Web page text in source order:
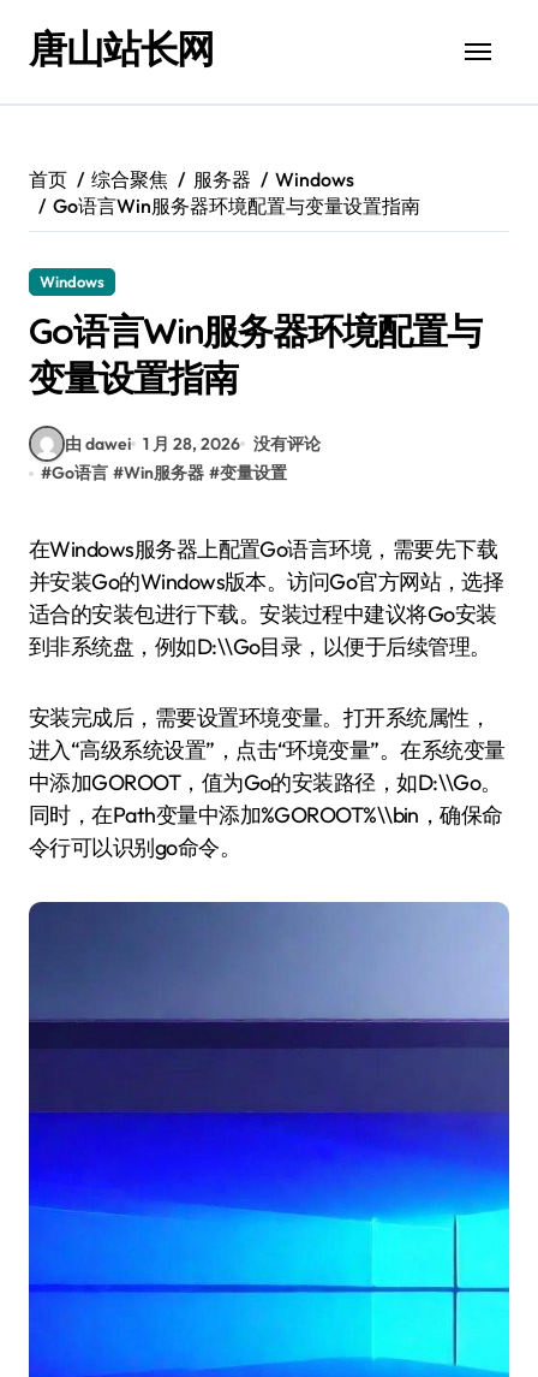
唐山站长网
首页 综合聚焦 服务器
Windows
Go语言Win服务器环境配置与变量设置指南
Windows
Go语言Win服务器环境配置与
变量设置指南
由 dawei 1 月 28, 2026 没有评论
#Go语言 #Win服务器 #变量设置
在Windows服务器上配置Go语言环境，需要先下载
并安装Go的Windows版本。访问Go官方网站，选择
适合的安装包进行下载。安装过程中建议将Go安装
到非系统盘，例如D:\\Go目录，以便于后续管理。
安装完成后，需要设置环境变量。打开系统属性，
进入“高级系统设置”，点击“环境变量”。在系统变量
中添加GOROOT，值为Go的安装路径，如D:\\Go。
同时，在Path变量中添加%GOROOT%\\bin，确保命
令行可以识别go命令。